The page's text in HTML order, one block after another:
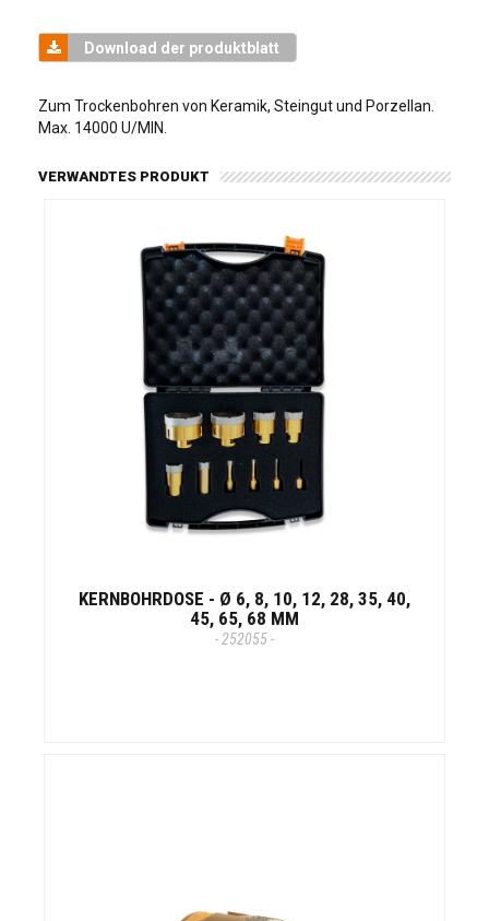
Download der produktblatt
Zum Trockenbohren von Keramik, Steingut und Porzellan.
Max. 14000 U/MIN.
VERWANDTES PRODUKT
KERNBOHRDOSE - Ø 6, 8, 10, 12, 28, 35, 40,
45, 65, 68 MM
- 252055 -